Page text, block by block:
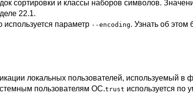
сортировки и классы наборов символов.
22.1.
параметр --encoding. Узнать об
локальных пользователей, используемый в
пользователям ОС.trust используется по